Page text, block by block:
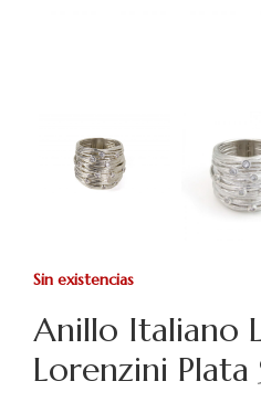
Anillo Italiano
Lorenzini Plata
Sin existencias